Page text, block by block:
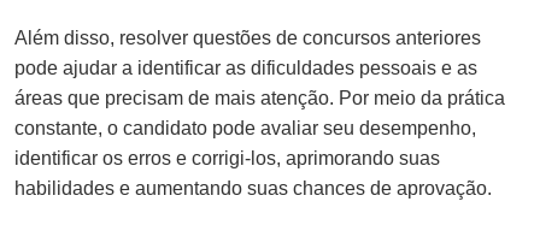
Além disso, resolver questões de concursos anteriores
pode ajudar a identificar as dificuldades pessoais e as
áreas que precisam de mais atenção. Por meio da prática
constante, o candidato pode avaliar seu desempenho,
identificar os erros e corrigi-los, aprimorando suas
habilidades e aumentando suas chances de aprovação.